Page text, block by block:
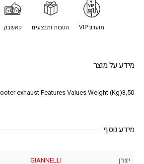
מועדון VIP הטבות ומבצעים קאשבק
מידע על מוצר
exhaust Features Values Weight (Kg)3,50
מידע נוסף
יצרן
GIANNELLI